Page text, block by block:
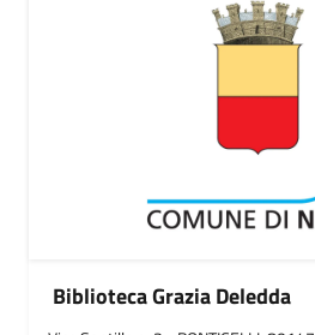
Biblioteca Grazia Deledda